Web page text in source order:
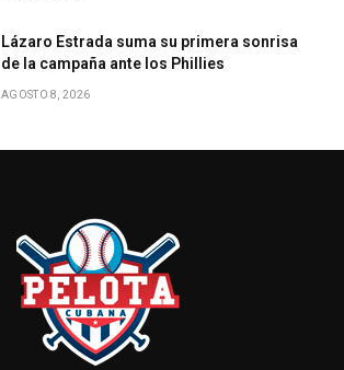
Lázaro Estrada suma su primera sonrisa
de la campaña ante los Phillies
AGOSTO 8, 2026